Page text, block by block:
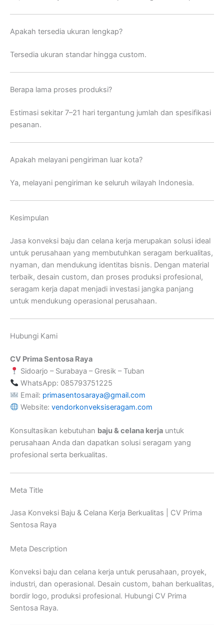
Apakah tersedia ukuran lengkap?
Tersedia ukuran standar hingga custom.
Berapa lama proses produksi?
Estimasi sekitar 7–21 hari tergantung jumlah dan spesifikasi
pesanan.
Apakah melayani pengiriman luar kota?
Ya, melayani pengiriman ke seluruh wilayah Indonesia.
Kesimpulan
Jasa konveksi baju dan celana kerja merupakan solusi ideal
untuk perusahaan yang membutuhkan seragam berkualitas,
nyaman, dan mendukung identitas bisnis. Dengan material
terbaik, desain custom, dan proses produksi profesional,
seragam kerja dapat menjadi investasi jangka panjang
untuk mendukung operasional perusahaan.
Hubungi Kami
CV Prima Sentosa Raya
Sidoarjo – Surabaya – Gresik – Tuban
WhatsApp: 085793751225
Email: primasentosaraya@gmail.com
Website: vendorkonveksiseragam.com
Konsultasikan kebutuhan baju & celana kerja untuk
perusahaan Anda dan dapatkan solusi seragam yang
profesional serta berkualitas.
Meta Title
Jasa Konveksi Baju & Celana Kerja Berkualitas | CV Prima
Sentosa Raya
Meta Description
Konveksi baju dan celana kerja untuk perusahaan, proyek,
industri, dan operasional. Desain custom, bahan berkualitas,
bordir logo, produksi profesional. Hubungi CV Prima
Sentosa Raya.